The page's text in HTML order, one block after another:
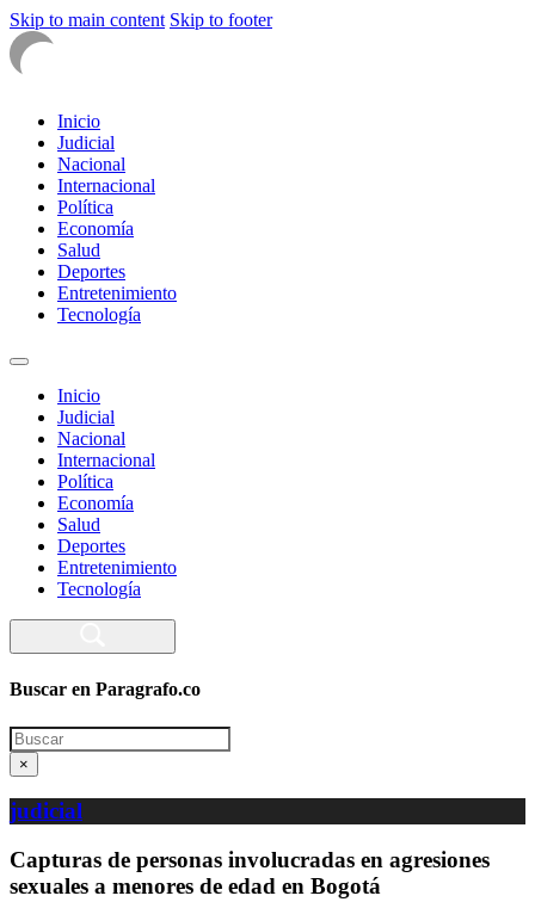
Skip to main content Skip to footer
Inicio
Judicial
Nacional
Internacional
Política
Economía
Salud
Deportes
Entretenimiento
Tecnología
Inicio
Judicial
Nacional
Internacional
Política
Economía
Salud
Deportes
Entretenimiento
Tecnología
Buscar en Paragrafo.co
Search
×
judicial
Capturas de personas involucradas en agresiones
sexuales a menores de edad en Bogotá